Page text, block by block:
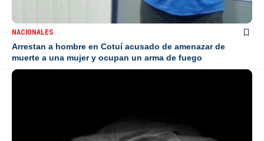
NACIONALES
Arrestan a hombre en Cotuí acusado de amenazar de
muerte a una mujer y ocupan un arma de fuego